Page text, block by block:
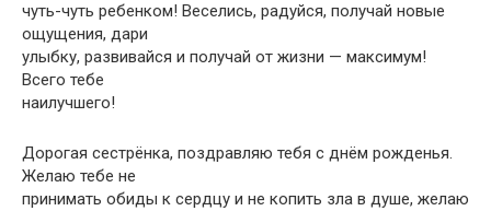
чуть-чуть ребенком! Веселись, радуйся, получай новые
ощущения, дари
улыбку, развивайся и получай от жизни — максимум!
Всего тебе
наилучшего!
Дорогая сестрёнка, поздравляю тебя с днём рожденья.
Желаю тебе не
принимать обиды к сердцу и не копить зла в душе, желаю